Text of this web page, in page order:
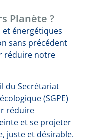
Planète ?
et énergétiques
sans précédent
réduire notre
du Secrétariat
(SGPE)
réduire
et se projeter
juste et désirable.